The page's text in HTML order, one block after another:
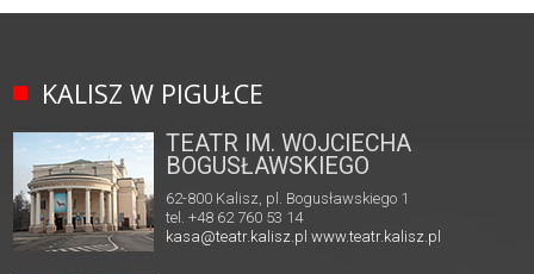
KALISZ W PIGUŁCE
TEATR IM. WOJCIECHA
BOGUSŁAWSKIEGO
62-800 Kalisz, pl. Bogusławskiego 1
tel. +48 62 760 53 14
kasa@teatr.kalisz.pl www.teatr.kalisz.pl